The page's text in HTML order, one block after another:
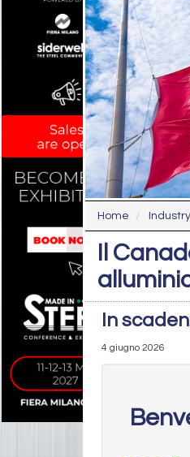
Home Industry
Il
In
4 giugno 2026